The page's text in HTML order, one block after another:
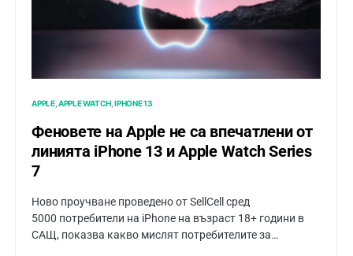
APPLE APPLE WATCH IPHONE 13
Феновете на Apple не са впечатлени от
линията iPhone 13 и Apple Watch Series
7
Ново проучване проведено от SellCell сред
5000 потребители на iPhone на възраст 18+ години в
САЩ, показва какво мислят потребителите за…